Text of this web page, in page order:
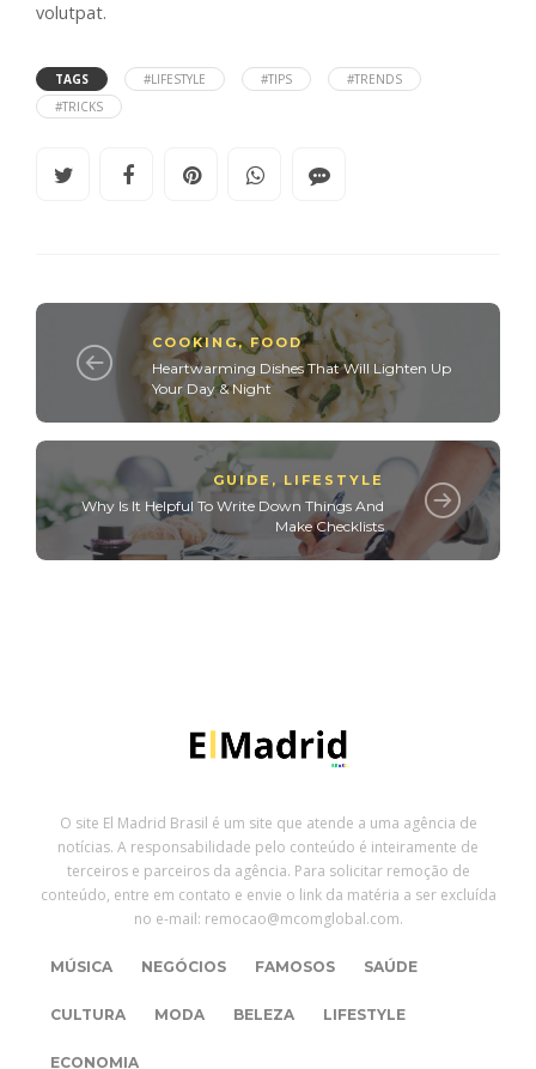
volutpat.
TAGS #LIFESTYLE #TIPS
#TRENDS
#TRICKS
COOKING,FOOD
Heartwarming Dishes That Will Lighten Up
Your Day & Night
GUIDE , LIFESTYLE
Why Is It Helpful To Write Down Things And
Make Checklists
O site El Madrid Brasil é um site que atende a uma agência de
notícias. A responsabilidade pelo conteúdo é inteiramente de
terceiros e parceiros da agência. Para solicitar remoção de
conteúdo, entre em contato e envie o link da matéria a ser excluída
no e-mail: remocao@mcomglobal.com.
MÚSICA NEGÓCIOS FAMOSOS SAÚDE
CULTURA MODA BELEZA LIFESTYLE
ECONOMIA